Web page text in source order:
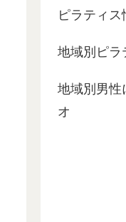
ピラティス
地域別ピラ
地域別男性
オ